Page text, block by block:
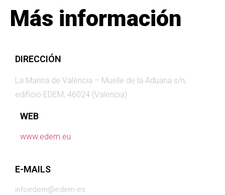
Más información
DIRECCIÓN
La Marina de València – Muelle de la Aduana s/n,
edificio EDEM, 46024 (Valencia)
WEB
www.edem.eu
E-MAILS
infoedem@edem.es